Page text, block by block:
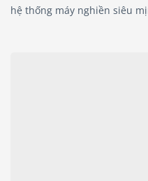
hệ thống máy nghiền siêu